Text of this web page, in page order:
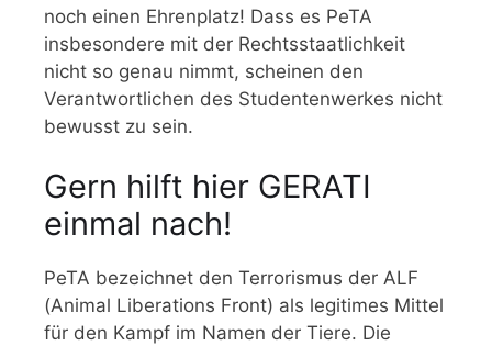
noch einen Ehrenplatz! Dass es PeTA
insbesondere mit der Rechtsstaatlichkeit
nicht so genau nimmt, scheinen den
Verantwortlichen des Studentenwerkes nicht
bewusst zu sein.
Gern hilft hier GERATI
einmal nach!
PeTA bezeichnet den Terrorismus der ALF
(Animal Liberations Front) als legitimes Mittel
für den Kampf im Namen der Tiere. Die